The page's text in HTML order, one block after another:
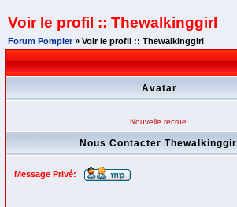
Voir le profil :: Thewalkinggirl
Forum Pompier» Voir le profil :: Thewalkinggirl
Avatar
Nouvelle recrue
Nous Contacter Thewalkinggirl
Message Privé: